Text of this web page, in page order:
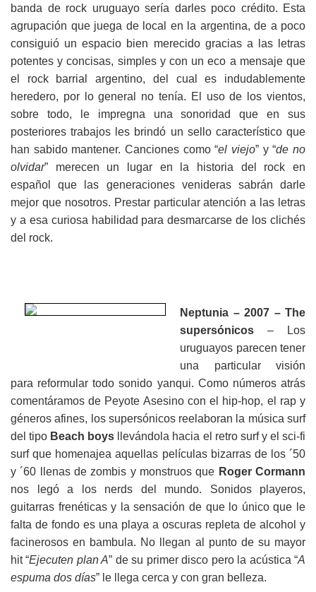
banda de rock uruguayo sería darles poco crédito. Esta
agrupación que juega de local en la argentina, de a poco
consiguió un espacio bien merecido gracias a las letras
potentes y concisas, simples y con un eco a mensaje que
el rock barrial argentino, del cual es indudablemente
heredero, por lo general no tenía. El uso de los vientos,
sobre todo, le impregna una sonoridad que en sus
posteriores trabajos les brindó un sello característico que
han sabido mantener. Canciones como “el viejo” y “de no
olvidar” merecen un lugar en la historia del rock en
español que las generaciones venideras sabrán darle
mejor que nosotros. Prestar particular atención a las letras
y a esa curiosa habilidad para desmarcarse de los clichés
del rock.
Neptunia – 2007 – The
supersónicos – Los
uruguayos parecen tener
una particular visión
para reformular todo sonido yanqui. Como números atrás
comentáramos de Peyote Asesino con el hip-hop, el rap y
géneros afines, los supersónicos reelaboran la música surf
del tipo Beach boys llevándola hacia el retro surf y elsci-fi
surf que homenajea aquellas películas bizarras de los ´50
y ´60 llenas de zombis y monstruos que Roger Cormann
nos legó a los nerds del mundo. Sonidos playeros,
guitarras frenéticas y la sensación de que lo único que le
falta de fondo es una playa a oscuras repleta de alcohol y
facinerosos en bambula. No llegan al punto de su mayor
hit “Ejecuten plan A” de su primer disco pero la acústica “A
espuma dos días” le llega cerca y con gran belleza.